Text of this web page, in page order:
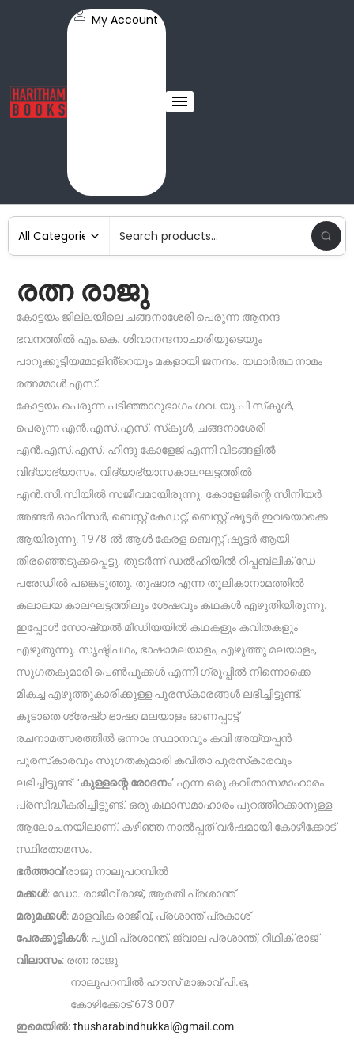
My Account
രത്ന രാജു
കോട്ടയം ജില്ലയിലെ ചങ്ങനാശേരി പെരുന്ന ആനന്ദ
ഭവനത്തിൽ എം.കെ. ശിവാനന്ദനാചാരിയുടെയും
പാറുക്കുട്ടിയമ്മാളിൻ്റെയും മകളായി ജനനം. യഥാർത്ഥ നാമം
രത്നമ്മാൾ എസ്.
കോട്ടയം പെരുന്ന പടിഞ്ഞാറുഭാഗം ഗവ. യു.പി സ്‌കൂൾ,
പെരുന്ന എൻ.എസ്.എസ്. സ്‌കൂൾ, ചങ്ങനാശേരി
എൻ.എസ്.എസ്. ഹിന്ദു കോളേജ് എന്നി വിടങ്ങളിൽ
വിദ്യാഭ്യാസം. വിദ്യാഭ്യാസകാലഘട്ടത്തിൽ
എൻ.സി.സിയിൽ സജീവമായിരുന്നു. കോളേജിന്റെ സീനിയർ
അണ്ടർ ഓഫീസർ, ബെസ്റ്റ് കേഡറ്റ്, ബെസ്റ്റ് ഷൂട്ടർ ഇവയൊക്കെ
ആയിരുന്നു. 1978-ൽ ആൾ കേരള ബെസ്റ്റ് ഷൂട്ടർ ആയി
തിരഞ്ഞെടുക്കപ്പെട്ടു. തുടർന്ന് ഡൽഹിയിൽ റിപ്പബ്ലിക് ഡേ
പരേഡിൽ പങ്കെടുത്തു. തുഷാര എന്ന തൂലികാനാമത്തിൽ
കലാലയ കാലഘട്ടത്തിലും ശേഷവും കഥകൾ എഴുതിയിരുന്നു.
ഇപ്പോൾ സോഷ്യൽ മീഡിയയിൽ കഥകളും കവിതകളും
എഴുതുന്നു. സൃഷ്ടിപഥം, ഭാഷാമലയാളം, എഴുത്തു മലയാളം,
സുഗതകുമാരി പെൺപൂക്കൾ എന്നീ ഗ്രൂപ്പിൽ നിന്നൊക്കെ
മികച്ച എഴുത്തുകാരിക്കുള്ള പുരസ്‌കാരങ്ങൾ ലഭിച്ചിട്ടുണ്ട്.
കൂടാതെ ശ്രേഷ്‌ഠ ഭാഷാ മലയാളം ഓണപ്പാട്ട്
രചനാമത്സരത്തിൽ ഒന്നാം സ്ഥാനവും കവി അയ്യപ്പൻ
പുരസ്‌കാരവും സുഗതകുമാരി കവിതാ പുരസ്‌കാരവും
ലഭിച്ചിട്ടുണ്ട്. ‘കുള്ളന്റെ രോദനം’ എന്ന ഒരു കവിതാസമാഹാരം
പ്രസിദ്ധീകരിച്ചിട്ടുണ്ട്. ഒരു കഥാസമാഹാരം പുറത്തിറക്കാനുള്ള
ആലോചനയിലാണ്. കഴിഞ്ഞ നാൽപ്പത് വർഷമായി കോഴിക്കോട്
സ്ഥിരതാമസം.
ഭർത്താവ്രാജു നാലുപറമ്പിൽ
മക്കൾ: ഡോ. രാജീവ് രാജ്, ആരതി പ്രശാന്ത്
മരുമക്കൾ: മാളവിക രാജീവ്, പ്രശാന്ത് പ്രകാശ്
പേരക്കുട്ടികൾ: പൃഥി പ്രശാന്ത്, ജ്വാല പ്രശാന്ത്, റിഥിക് രാജ്
വിലാസം: രത്ന രാജു
നാലുപറമ്പിൽ ഹൗസ് മാങ്കാവ് പി.ഒ,
കോഴിക്കോട് 673 007
ഇമെയിൽ: thusharabindhukkal@gmail.com